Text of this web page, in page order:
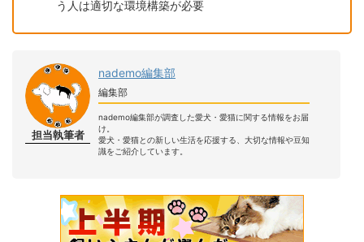
う人は適切な環境構築が必要
担当執筆者
nademo編集部
編集部
nademo編集部が調査した愛犬・愛猫に関する情報をお届
け。
愛犬・愛猫との新しい生活を応援する、大切な情報や豆知
識をご紹介しています。